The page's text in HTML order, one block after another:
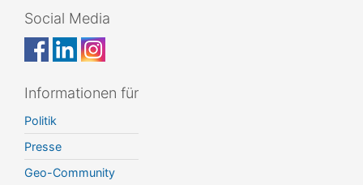
Social Media
Informationen für
Politik
Presse
Geo-Community